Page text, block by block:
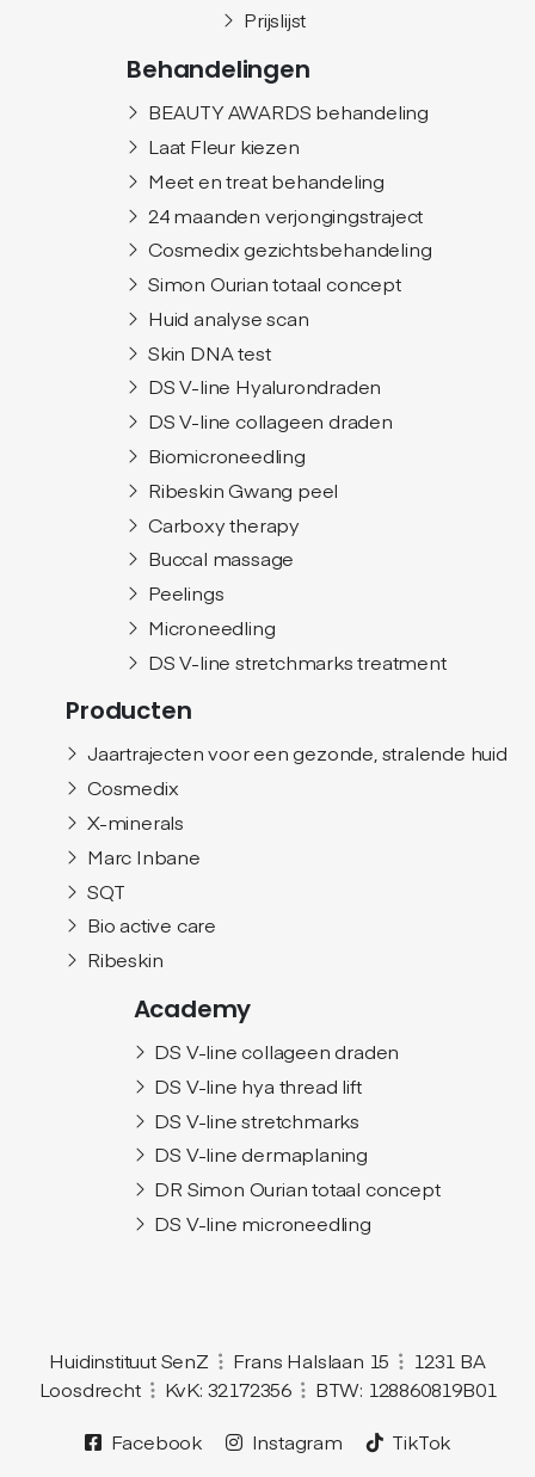
Prijslijst
Behandelingen
BEAUTY AWARDS behandeling
Laat Fleur kiezen
Meet en treat behandeling
24 maanden verjongingstraject
Cosmedix gezichtsbehandeling
Simon Ourian totaal concept
Huid analyse scan
Skin DNA test
DS V-line Hyalurondraden
DS V-line collageen draden
Biomicroneedling
Ribeskin Gwang peel
Carboxy therapy
Buccal massage
Peelings
Microneedling
DS V-line stretchmarks treatment
Producten
Jaartrajecten voor een gezonde, stralende huid
Cosmedix
X-minerals
Marc Inbane
SQT
Bio active care
Ribeskin
Academy
DS V-line collageen draden
DS V-line hya thread lift
DS V-line stretchmarks
DS V-line dermaplaning
DR Simon Ourian totaal concept
DS V-line microneedling
Huidinstituut SenZ Frans Halslaan 15
1231 BA
Loosdrecht
KvK: 32172356
BTW: 128860819B01
Facebook
Instagram TikTok